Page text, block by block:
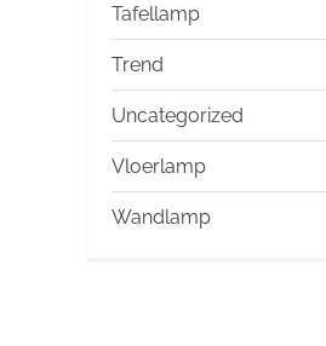
Tafellamp
Trend
Uncategorized
Vloerlamp
Wandlamp